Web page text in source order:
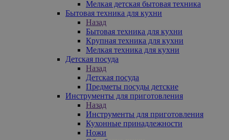
Мелкая детская бытовая техника
Бытовая техника для кухни
Назад
Бытовая техника для кухни
Крупная техника для кухни
Мелкая техника для кухни
Детская посуда
Назад
Детская посуда
Предметы посуды детские
Инструменты для приготовления
Назад
Инструменты для приготовления
Кухонные принадлежности
Ножи